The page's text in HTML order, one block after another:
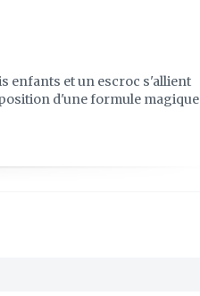
enfants et un escroc s'allient
d'une formule magique